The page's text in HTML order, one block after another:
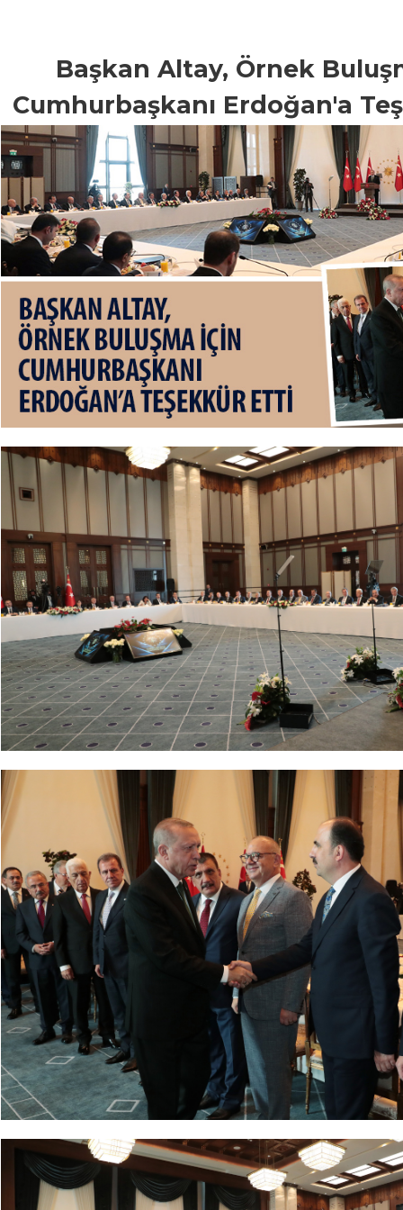
Başkan Altay, Örnek
Cumhurbaşkanı Erdoğan'a